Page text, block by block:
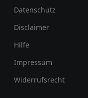
Datenschutz
Disclaimer
Hilfe
Impressum
Widerrufsrecht